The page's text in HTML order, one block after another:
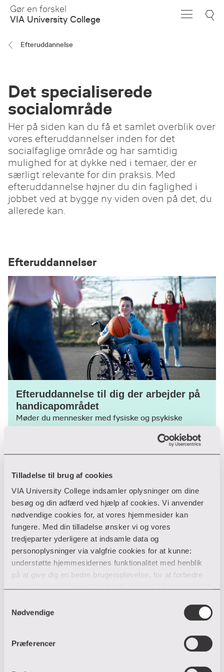
Tilladelse til brug af cookies
VIA University College indsamler oplysninger om dine
besøg og din adfærd ved hjælp af cookies. Vi anvender
nødvendige cookies for, at vores hjemmesider kan
fungere. Med din tilladelse ønsker vi og vores
tredjeparter yderligere at indsamle data og
personoplysninger via valgfrie cookies for at kunne:
understøtte hjemmesidernes funktionalitet med henblik
på at give dig en bedre brugeroplevelse, for at forbedre
hjemmesider og sociale netværk.
Du kan til enhver tid til- og fravælge cookies eller trække
din tilladelse tilbage ved trykke på ”Cookie banner”
Nødvendige
Præferencer
Skip
Main
Gør en forskel
VIA University College
Efteruddannelse
Det specialiserede
socialområde
Her på siden kan du få et samlet overblik over
vores efteruddannelser inden for det
socialfaglige område og har samtidig
mulighed for at dykke ned i temaer, der er
særligt relevante for din praksis. Med
efteruddannelse højner du din faglighed i
jobbet ved at bygge ny viden oven på det, du
allerede kan.
Efteruddannelser
Efteruddannelse til dig der arbejder på
handicapområdet
Møder du mennesker med fysiske og psykiske
overblik over dine muligheder for faglig udvikling,
efteruddannelse og kurser.
Vil du gerne styrke dine kompetencer i arbejdet med
overblik over dine muligheder for faglig udvikling